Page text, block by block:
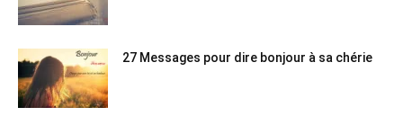
27 Messages pour dire bonjour à sa chérie